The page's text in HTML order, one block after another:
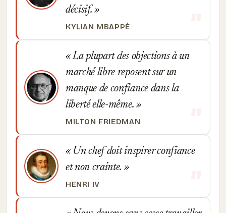
décisif.
KYLIAN MBAPPÉ
La plupart des objections à un
marché libre reposent sur un
manque de confiance dans la
liberté elle-même.
MILTON FRIEDMAN
Un chef doit inspirer confiance
et non crainte.
HENRI IV